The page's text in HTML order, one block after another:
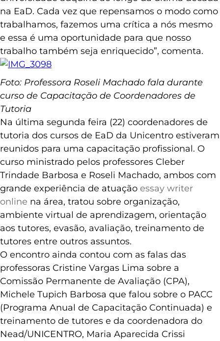
na EaD. Cada vez que repensamos o modo como
trabalhamos, fazemos uma crítica a nós mesmo
e essa é uma oportunidade para que nosso
trabalho também seja enriquecido”, comenta.
Foto: Professora Roseli Machado fala durante
curso de Capacitação de Coordenadores de
Tutoria
Na última segunda feira (22) coordenadores de
tutoria dos cursos de EaD da Unicentro estiveram
reunidos para uma capacitação profissional. O
curso ministrado pelos professores Cleber
Trindade Barbosa e Roseli Machado, ambos com
grande experiência de atuação essay writer
online na área, tratou sobre organização,
ambiente virtual de aprendizagem, orientação
aos tutores, evasão, avaliação, treinamento de
tutores entre outros assuntos.
O encontro ainda contou com as falas das
professoras Cristine Vargas Lima sobre a
Comissão Permanente de Avaliação (CPA),
Michele Tupich Barbosa que falou sobre o PACC
(Programa Anual de Capacitação Continuada) e
treinamento de tutores e da coordenadora do
Nead/UNICENTRO, Maria Aparecida Crissi